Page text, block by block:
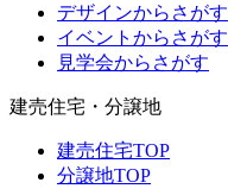
デザインからさがす
イベントからさがす
見学会からさがす
建売住宅・分譲地
建売住宅TOP
分譲地TOP